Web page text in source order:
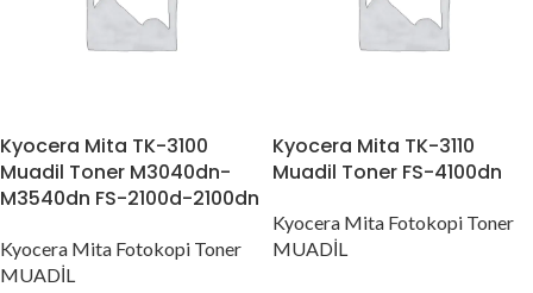
Kyocera Mita TK-3100
Muadil Toner M3040dn-
M3540dn FS-2100d-2100dn
Kyocera Mita Fotokopi Toner
MUADİL
Kyocera Mita TK-3110
Muadil Toner FS-4100dn
Kyocera Mita Fotokopi Toner
MUADİL